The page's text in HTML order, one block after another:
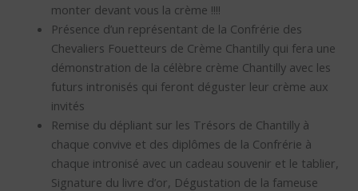
monter devant vous la crème !!!!
Présence d’un représentant de la Confrérie des
Chevaliers Fouetteurs de Crème Chantilly qui fera une
démonstration de la célèbre crème Chantilly avec les
futurs intronisés qui feront déguster leur crème aux
invités
Remise du dépliant sur les Trésors de Chantilly à
chaque convive et des diplômes de la Confrérie à
chaque intronisé avec un cadeau souvenir et le tablier,
Signature du livre d’or, Dégustation de la fameuse